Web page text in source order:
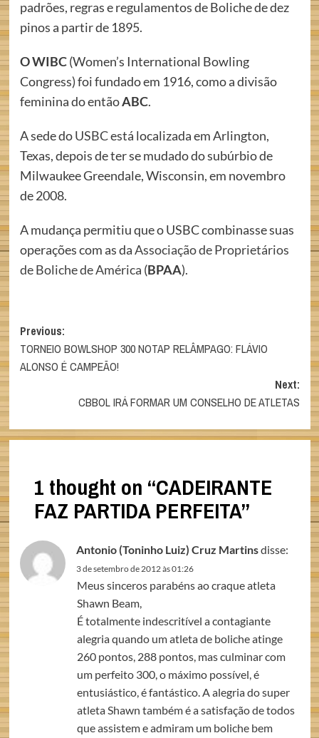
padrões, regras e regulamentos de Boliche de dez
pinos a partir de 1895.
O WIBC(Women’s International Bowling
Congress) foi fundado em 1916, como a divisão
feminina do entãoABC.
A sede doUSBCestá localizada em Arlington,
Texas, depois de ter se mudado do subúrbio de
Milwaukee Greendale, Wisconsin, em novembro
de 2008.
A mudança permitiu que o USBC combinasse suas
operações com as daAssociação de Proprietários
de Boliche de América (BPAA).
Post
navigation
Previous:
TORNEIO BOWLSHOP 300 NOTAP RELÂMPAGO: FLÁVIO
ALONSO É CAMPEÃO!
Next:
CBBOL IRÁ FORMAR UM CONSELHO DE ATLETAS
1 thought on “CADEIRANTE
FAZ PARTIDA PERFEITA”
Antonio (Toninho Luiz) Cruz Martinsdisse:
3 de setembro de 2012 às 01:26
Meus sinceros parabéns ao craque atleta
Shawn Beam,
É totalmente indescritível a contagiante
alegria quando um atleta de boliche atinge
260 pontos, 288 pontos, mas culminar com
um perfeito 300, o máximo possível, é
entusiástico, é fantástico. A alegria do super
atleta Shawn também é a satisfação de todos
que assistem e admiram um boliche bem